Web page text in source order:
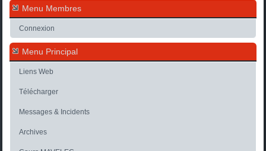
Menu Membres
Connexion
Menu Principal
Liens Web
Télécharger
Messages & Incidents
Archives